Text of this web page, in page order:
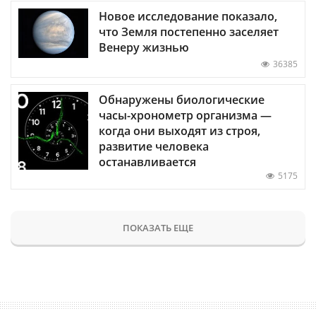
Новое исследование показало,
что Земля постепенно заселяет
Венеру жизнью
36385
Обнаружены биологические
часы-хронометр организма —
когда они выходят из строя,
развитие человека
останавливается
5175
ПОКАЗАТЬ ЕЩЕ